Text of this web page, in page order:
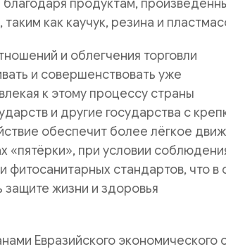
продуктам,
как каучук, резина и
и облегчения торговли
и совершенствовать уже
к этому процессу страны
и другие государства с
обеспечит более лёгкое
«пятёрки», при условии
фитосанитарных стандартов, что в
жизни и здоровья
Евразийского экономического